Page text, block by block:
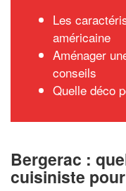
Les
américaine
Aménager
conseils
Quelle déco
Bergerac :
cuisiniste